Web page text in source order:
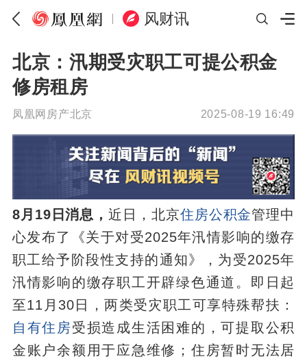
风财讯
北京：汛期受灾职工可提公积金
修房租房
凤凰网房产北京 2025-08-19 16:49
8月19日消息，近日，北京住房公积金管理中
心发布了《关于对受2025年汛情影响的缴存
职工给予阶段性支持的通知》，为受2025年
汛情影响的缴存职工开辟绿色通道。即日起
至11月30日，两类受灾职工可享特殊帮扶：
自有住房受损造成生活困难的，可提取公积
金账户余额用于应急维修；住房暂时无法居